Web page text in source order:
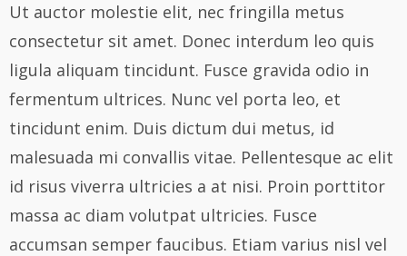
Ut auctor molestie elit, nec fringilla metus
consectetur sit amet. Donec interdum leo quis
ligula aliquam tincidunt. Fusce gravida odio in
fermentum ultrices. Nunc vel porta leo, et
tincidunt enim. Duis dictum dui metus, id
malesuada mi convallis vitae. Pellentesque ac elit
id risus viverra ultricies a at nisi. Proin porttitor
massa ac diam volutpat ultricies. Fusce
accumsan semper faucibus. Etiam varius nisl vel